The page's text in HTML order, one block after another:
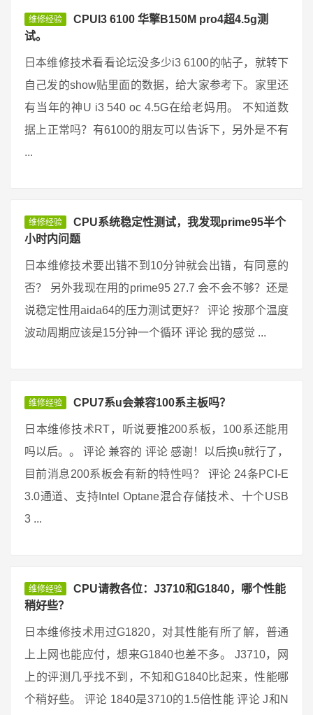
维修经验
CPUI3 6100 华擎B150M pro4超4.5g测
试。
日本维修技术看看论坛没多少i3 6100的帖子，就转下
自己发的show贴里面的数据，给大家参考下。家里还
有当年的神U i3 540 oc 4.5G在给老妈用。 不知道数
据上正常吗？有6100的朋友可以告诉下，另外是不有
...
维修经验
CPU系统稳定性测试，我发现prime95半个
小时内问题
日本维修技术要出错不到10分钟就会出错，有同意的
否？ 另外我现在用的prime95 27.7 会不会不够？还是
说稳定性用aida64的压力测试更好？ 评论 按那个温度
波动周期应该是15分钟一个循环 评论 我的感觉 ...
维修经验 CPU7系u会兼容100系主板吗？
日本维修技术RT，听说要推200系板，100系还能用
吗以后。。 评论 兼容的 评论 感谢！以后换u就行了，
目前消息200系板会有新的特性吗？ 评论 24条PCI-E
3.0通道、支持Intel Optane混合存储技术、十个USB
3 ...
维修经验
CPU请教各位：J3710和G1840，哪个性能
稍好些？
日本维修技术用过G1820，对其性能有所了解，普通
上上网也能应付，想来G1840也差不多。 J3710，网
上的评测几乎找不到，不知和G1840比起来，性能哪
个稍好些。 评论 1840是3710的1.5倍性能 评论 J和N